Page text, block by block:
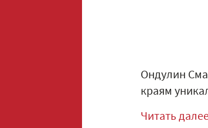
Ондулин
краям
Читать